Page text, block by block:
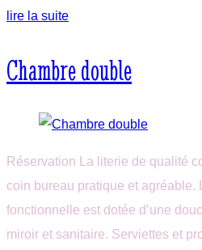
lire la suite
Chambre double
Réservation La literie de qualité
coin bureau pratique et agréable.
fonctionnelle est dotée d’une
miroir et sanitaire. Serviettes et